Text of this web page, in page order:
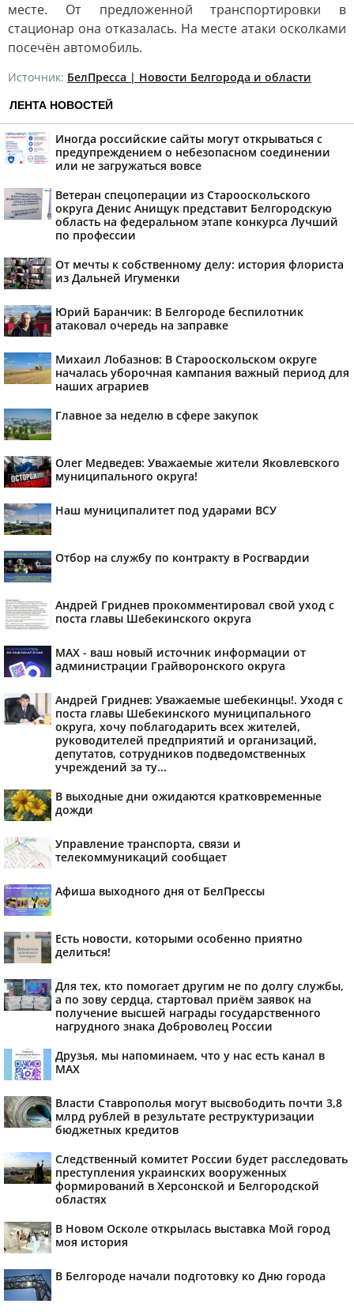
месте. От предложенной транспортировки в
стационар она отказалась. На месте атаки осколками
посечён автомобиль.
Источник: БелПресса | Новости Белгорода и области
ЛЕНТА НОВОСТЕЙ
Иногда российские сайты могут открываться с
предупреждением о небезопасном соединении
или не загружаться вовсе
Ветеран спецоперации из Старооскольского
округа Денис Анищук представит Белгородскую
область на федеральном этапе конкурса Лучший
по профессии
От мечты к собственному делу: история флориста
из Дальней Игуменки
Юрий Баранчик: В Белгороде беспилотник
атаковал очередь на заправке
Михаил Лобазнов: В Старооскольском округе
началась уборочная кампания важный период для
наших аграриев
Главное за неделю в сфере закупок
Олег Медведев: Уважаемые жители Яковлевского
муниципального округа!
Наш муниципалитет под ударами ВСУ
Отбор на службу по контракту в Росгвардии
Андрей Гриднев прокомментировал свой уход с
поста главы Шебекинского округа
MAX - ваш новый источник информации от
администрации Грайворонского округа
Андрей Гриднев: Уважаемые шебекинцы!. Уходя с
поста главы Шебекинского муниципального
округа, хочу поблагодарить всех жителей,
руководителей предприятий и организаций,
депутатов, сотрудников подведомственных
учреждений за ту...
В выходные дни ожидаются кратковременные
дожди
Управление транспорта, связи и
телекоммуникаций сообщает
Афиша выходного дня от БелПрессы
Есть новости, которыми особенно приятно
делиться!
Для тех, кто помогает другим не по долгу службы,
а по зову сердца, стартовал приём заявок на
получение высшей награды государственного
нагрудного знака Доброволец России
Друзья, мы напоминаем, что у нас есть канал в
МАХ
Власти Ставрополья могут высвободить почти 3,8
млрд рублей в результате реструктуризации
бюджетных кредитов
Следственный комитет России будет расследовать
преступления украинских вооруженных
формирований в Херсонской и Белгородской
областях
В Новом Осколе открылась выставка Мой город
моя история
В Белгороде начали подготовку ко Дню города